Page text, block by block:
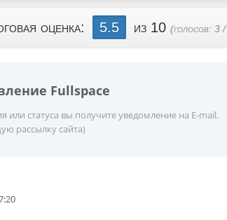
оценка: 5.5 из 10 (голосов: 3/
Fullspace
статуса вы получите уведомление на E-mail.
рассылку сайта)